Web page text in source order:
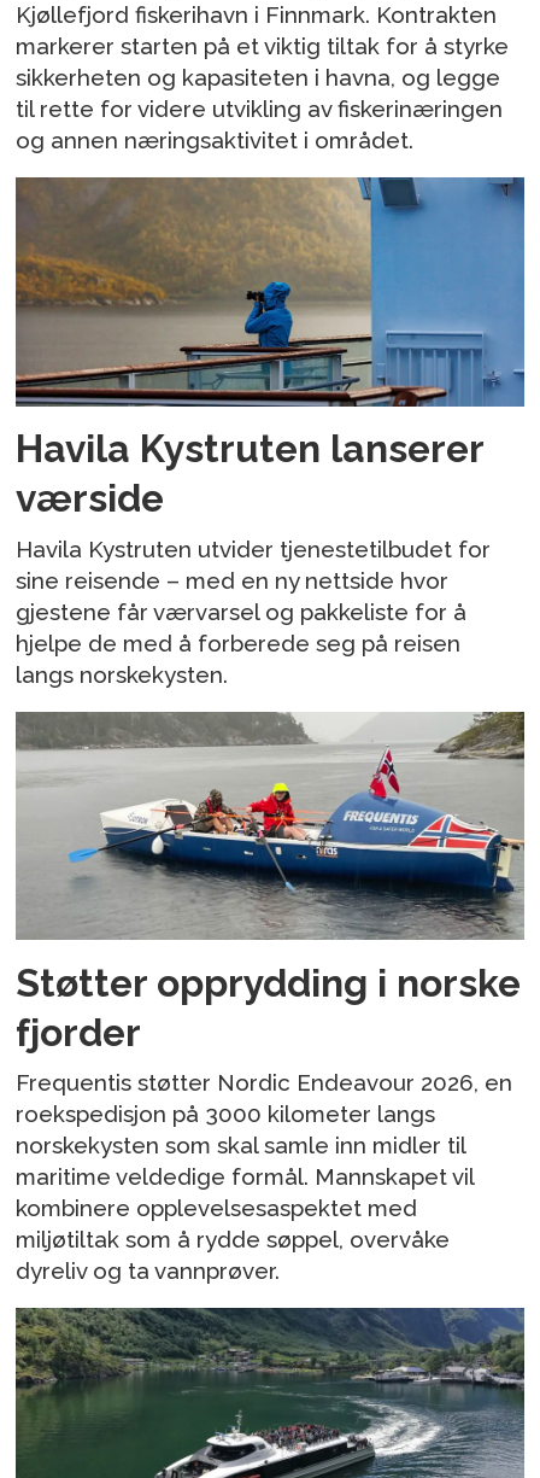
Kjøllefjord fiskerihavn i Finnmark. Kontrakten
markerer starten på et viktig tiltak for å styrke
sikkerheten og kapasiteten i havna, og legge
til rette for videre utvikling av fiskerinæringen
og annen næringsaktivitet i området.
Havila Kystruten lanserer
værside
Havila Kystruten utvider tjenestetilbudet for
sine reisende – med en ny nettside hvor
gjestene får værvarsel og pakkeliste for å
hjelpe de med å forberede seg på reisen
langs norskekysten.
Støtter opprydding i norske
fjorder
Frequentis støtter Nordic Endeavour 2026, en
roekspedisjon på 3000 kilometer langs
norskekysten som skal samle inn midler til
maritime veldedige formål. Mannskapet vil
kombinere opplevelsesaspektet med
miljøtiltak som å rydde søppel, overvåke
dyreliv og ta vannprøver.